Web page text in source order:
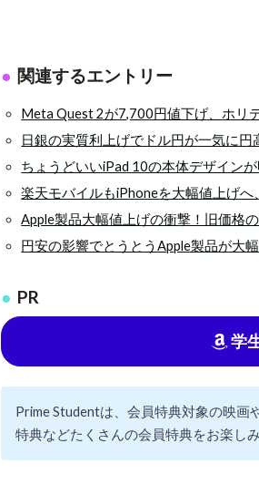
関連するエントリー
Meta Quest 2が7,700円値下げ、ホリ
日銀の実質利上げでドル円が一気に
ちょうどいいiPad 10の本体デザイン
楽天モバイルもiPhoneを大幅値上げ
Apple製品大幅値上げの衝撃！旧価格
円安の影響でとうとうApple製品が大
PR
学
Prime Studentは、会員特典対象の映
特典などたくさんの会員特典をお楽し